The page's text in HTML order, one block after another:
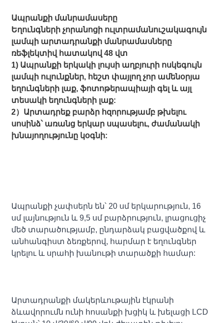
Ապրանքի մանրամասերը
Եղունգների չորանոցի ուլտրամանուշակագույն
լամպի արտադրանքի մանրամասները
ռեֆլեկտիվ հատակով 48 վտ
1) Ապրանքի երկակի լույսի աղբյուրի ոսկեգույն
լամպի ուլունքներ, հեշտ փայլող չոր ամենօրյա
եղունգների լաք, ֆոտոթերապիայի գել և այլ
տեսակի եղունգների լաք:
2）Արտադրեք բարձր հզորությամբ թխելու
սոսինձ՝ առանց երկար սպասելու, ժամանակի
խնայողությունը կօգնի:
Ապրանքի չափսերն են՝ 20 սմ երկարություն, 16
սմ լայնություն և 9,5 սմ բարձրություն, լրացուցիչ
մեծ տարածությամբ, ընդարձակ բացվածքով և
անհանգիստ ձեռքերով, հարմար է եղունգներ
կրելու և սրահի խանութի տարածքի համար:
Արտադրանքի մակերևութային էկրանի
ձևավորումն ունի հոսանքի խցիկ և խելացի LCD